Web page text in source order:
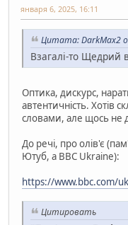
января 6, 2025, 16:11
Цитата: DarkMax2
Взагалі-то Щедрий
Оптика, дискурс,
автентичність. Хотів
словами, але щось не
До речі, про олів'є
Ютуб, а BBC Ukraine):
https://www.bbc.com/
Цитировать